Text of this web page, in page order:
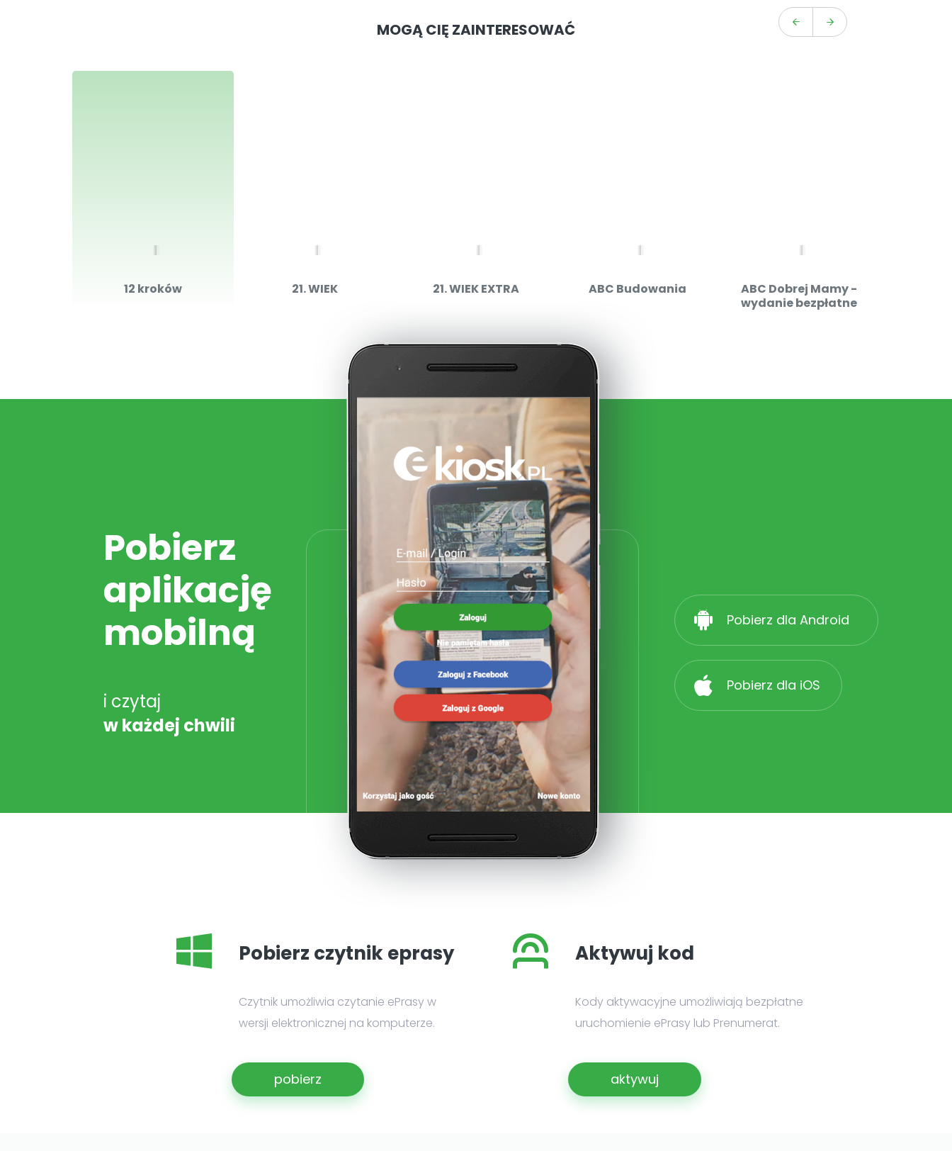
MOGĄ CIĘ ZAINTERESOWAĆ
12 kroków 21. WIEK 21. WIEK EXTRA ABC Budowania
ABC Dobrej Mamy -
wydanie bezpłatne
Pobierz
aplikację
mobilną
i czytaj
w każdej chwili
Pobierz dla Android
Pobierz dla iOS
Pobierz czytnik eprasy
Czytnik umożliwia czytanie ePrasy w
wersji elektronicznej na komputerze.
pobierz
Aktywuj kod
Kody aktywacyjne umożliwiają bezpłatne
uruchomienie ePrasy lub Prenumerat.
aktywuj